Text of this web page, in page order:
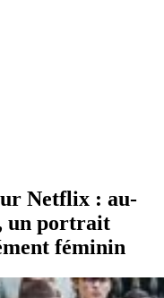
Netflix : au-
un portrait
féminin